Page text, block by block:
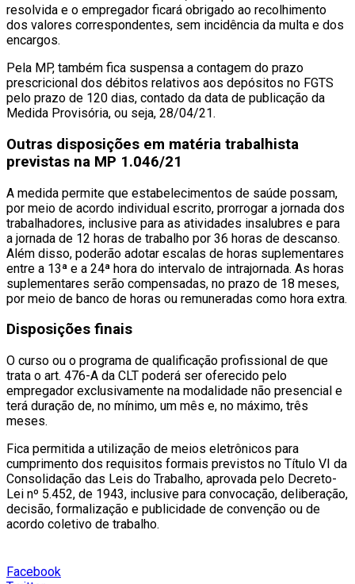
resolvida e o empregador ficará obrigado ao recolhimento
dos valores correspondentes, sem incidência da multa e dos
encargos.
Pela MP, também fica suspensa a contagem do prazo
prescricional dos débitos relativos aos depósitos no FGTS
pelo prazo de 120 dias, contado da data de publicação da
Medida Provisória, ou seja, 28/04/21.
Outras disposições em matéria trabalhista
previstas na MP 1.046/21
A medida permite que estabelecimentos de saúde possam,
por meio de acordo individual escrito, prorrogar a jornada dos
trabalhadores, inclusive para as atividades insalubres e para
a jornada de 12 horas de trabalho por 36 horas de descanso.
Além disso, poderão adotar escalas de horas suplementares
entre a 13ª e a 24ª hora do intervalo de intrajornada. As horas
suplementares serão compensadas, no prazo de 18 meses,
por meio de banco de horas ou remuneradas como hora extra.
Disposições finais
O curso ou o programa de qualificação profissional de que
trata o art. 476-A da CLT poderá ser oferecido pelo
empregador exclusivamente na modalidade não presencial e
terá duração de, no mínimo, um mês e, no máximo, três
meses.
Fica permitida a utilização de meios eletrônicos para
cumprimento dos requisitos formais previstos no Título VI da
Consolidação das Leis do Trabalho, aprovada pelo Decreto-
Lei nº 5.452, de 1943, inclusive para convocação, deliberação,
decisão, formalização e publicidade de convenção ou de
acordo coletivo de trabalho.
Facebook